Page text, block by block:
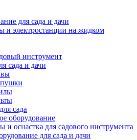
для сада и дачи
и электростанции на жидком
инструмент
сада и дачи
сада
оборудование
и оснастка для садового инструмента
для сада и дачи